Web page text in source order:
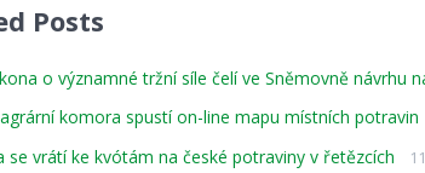
Posts
o významné tržní síle čelí ve Sněmovně návrhu
agrární komora spustí on-line mapu místních potravin
se vrátí ke kvótám na české potraviny v řetězcích